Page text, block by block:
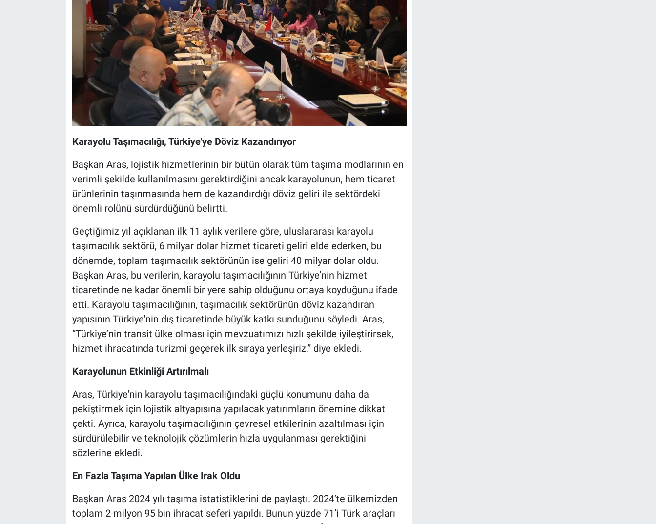
Karayolu Taşımacılığı, Türkiye'ye Döviz Kazandırıyor
Başkan Aras, lojistik hizmetlerinin bir bütün olarak tüm taşıma modlarının en
verimli şekilde kullanılmasını gerektirdiğini ancak karayolunun, hem ticaret
ürünlerinin taşınmasında hem de kazandırdığı döviz geliri ile sektördeki
önemli rolünü sürdürdüğünü belirtti.
Geçtiğimiz yıl açıklanan ilk 11 aylık verilere göre, uluslararası karayolu
taşımacılık sektörü, 6 milyar dolar hizmet ticareti geliri elde ederken, bu
dönemde, toplam taşımacılık sektörünün ise geliri 40 milyar dolar oldu.
Başkan Aras, bu verilerin, karayolu taşımacılığının Türkiye’nin hizmet
ticaretinde ne kadar önemli bir yere sahip olduğunu ortaya koyduğunu ifade
etti. Karayolu taşımacılığının, taşımacılık sektörünün döviz kazandıran
yapısının Türkiye'nin dış ticaretinde büyük katkı sunduğunu söyledi. Aras,
“Türkiye’nin transit ülke olması için mevzuatımızı hızlı şekilde iyileştirirsek,
hizmet ihracatında turizmi geçerek ilk sıraya yerleşiriz.” diye ekledi.
Karayolunun Etkinliği Artırılmalı
Aras, Türkiye'nin karayolu taşımacılığındaki güçlü konumunu daha da
pekiştirmek için lojistik altyapısına yapılacak yatırımların önemine dikkat
çekti. Ayrıca, karayolu taşımacılığının çevresel etkilerinin azaltılması için
sürdürülebilir ve teknolojik çözümlerin hızla uygulanması gerektiğini
sözlerine ekledi.
En Fazla Taşıma Yapılan Ülke Irak Oldu
Başkan Aras 2024 yılı taşıma istatistiklerini de paylaştı. 2024’te ülkemizden
toplam 2 milyon 95 bin ihracat seferi yapıldı. Bunun yüzde 71’i Türk araçları